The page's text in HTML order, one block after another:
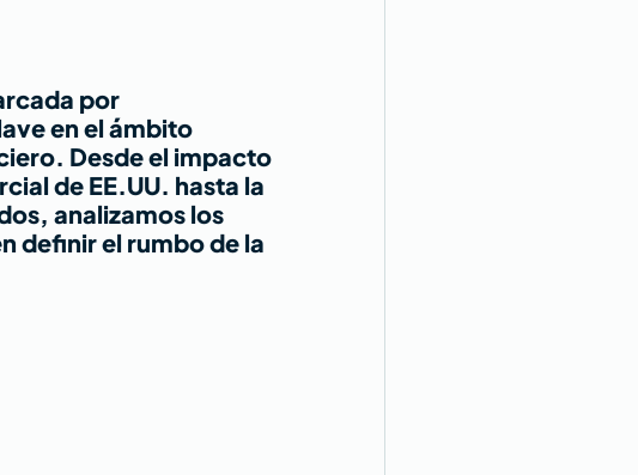
por
en el ámbito
Desde el impacto
de EE.UU. hasta la
analizamos los
definir el rumbo de la